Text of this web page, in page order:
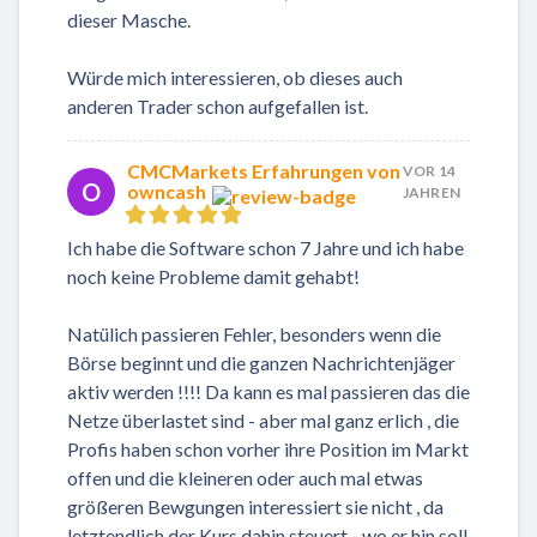
dieser Masche.
Würde mich interessieren, ob dieses auch
anderen Trader schon aufgefallen ist.
O
CMCMarkets Erfahrungen von
owncash
VOR 14
JAHREN
Ich habe die Software schon 7 Jahre und ich habe
noch keine Probleme damit gehabt!
Natülich passieren Fehler, besonders wenn die
Börse beginnt und die ganzen Nachrichtenjäger
aktiv werden !!!! Da kann es mal passieren das die
Netze überlastet sind - aber mal ganz erlich , die
Profis haben schon vorher ihre Position im Markt
offen und die kleineren oder auch mal etwas
größeren Bewgungen interessiert sie nicht , da